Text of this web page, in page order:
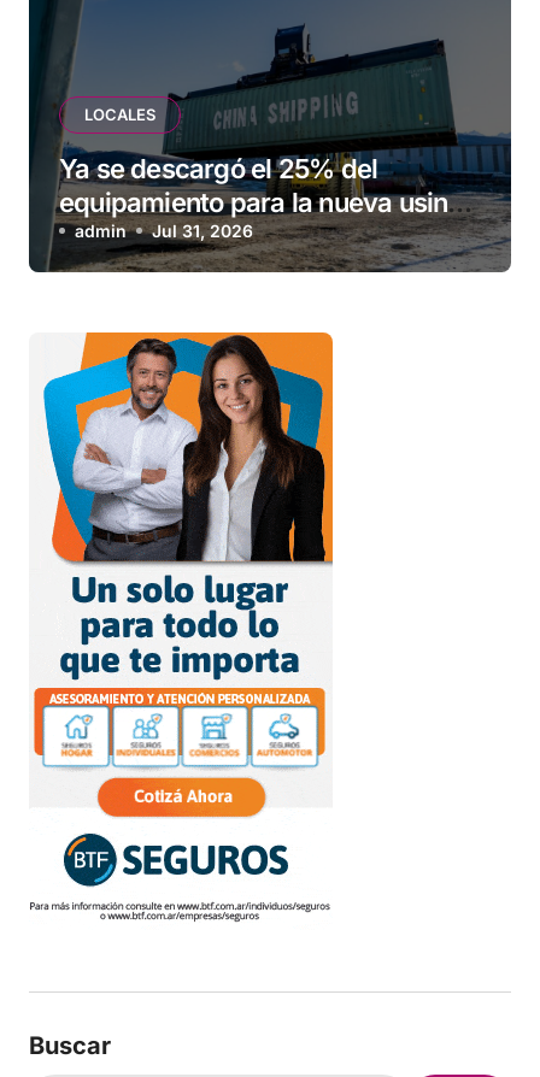
LOCALES
Ya se descargó el 25% del
equipamiento para la nueva usina
de Ushuaia
admin Jul 31, 2026
Buscar